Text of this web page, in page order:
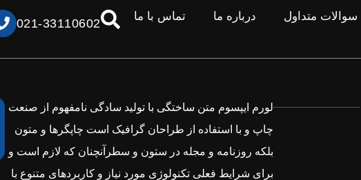
سوالات متداول درباره ما تماس با ما 021-33110602
لورم ایپسوم متن ساختگی با تولید سادگی نامفهوم از صنعت
چاپ و با استفاده از طراحان گرافیک است چاپگرها و متون
بلکه روزنامه و مجله در ستون و سطرآنچنان که لازم است و
برای شرایط فعلی تکنولوژی مورد نیاز و کاربردهای متنوع با